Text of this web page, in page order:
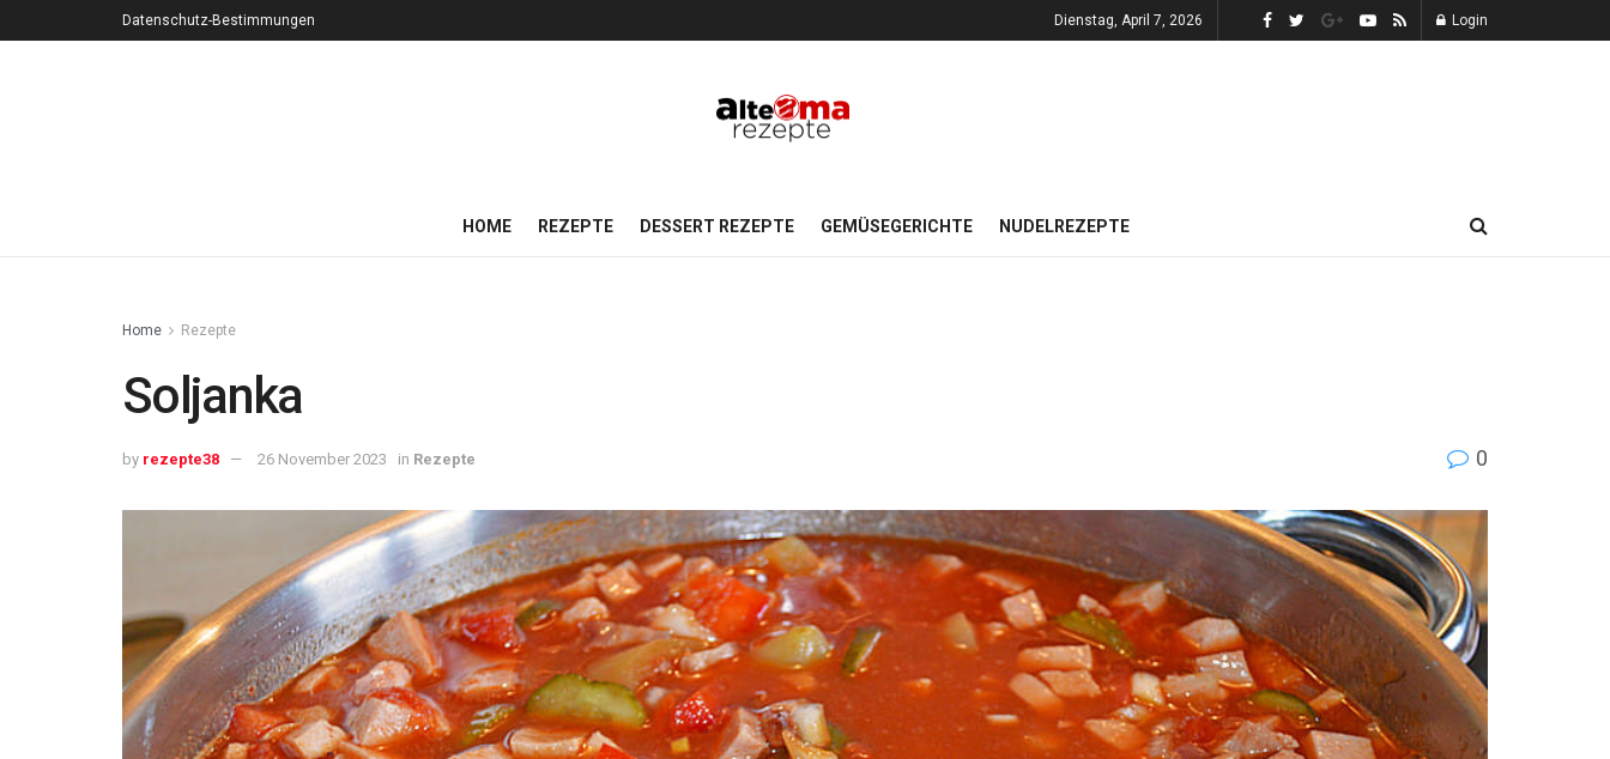
Datenschutz-Bestimmungen Dienstag, April 7, 2026 Login
HOME REZEPTE DESSERT REZEPTE GEMÜSEGERICHTE NUDELREZEPTE
Home Rezepte
Soljanka
by rezepte38 26 November 2023 in Rezepte 0